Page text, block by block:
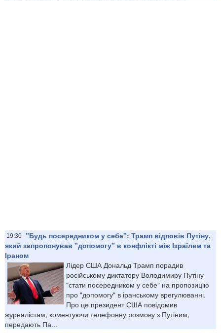
19:30 "Будь посередником у себе": Трамп відповів Путіну,
який запропонував "допомогу" в конфлікті між Ізраїлем та
Іраном
Лідер США Дональд Трамп порадив
російському диктатору Володимиру Путіну
"стати посередником у себе" на пропозицію
про "допомогу" в іранському врегулюванні.
Про це президент США повідомив
журналістам, коментуючи телефонну розмову з Путіним,
передають Па...